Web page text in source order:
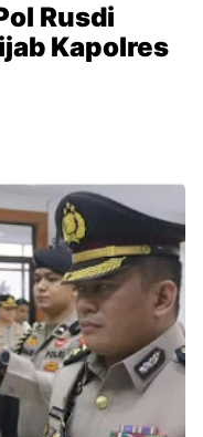
Rusdi
Kapolres